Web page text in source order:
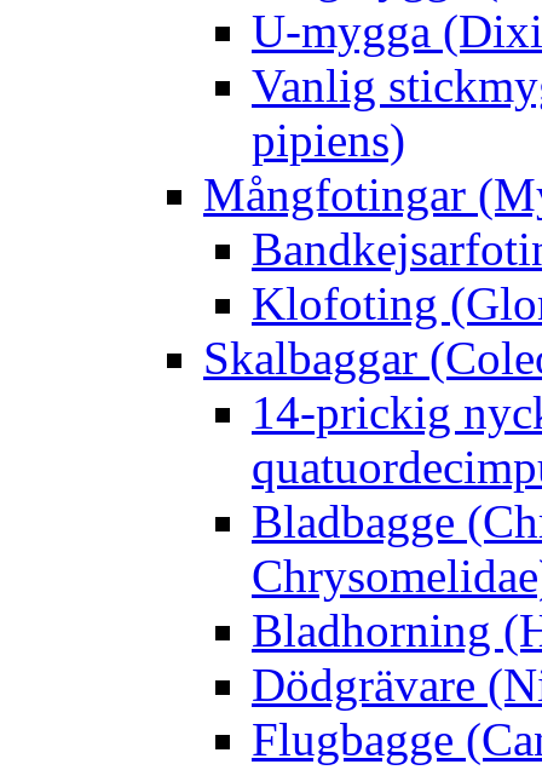
U-mygga
Vanlig
pipiens)
Mångfotingar
Klofoting
Skalbaggar
14-prickig
Bladbagge
Bladhorning
Dödgrävare
Flugbagge